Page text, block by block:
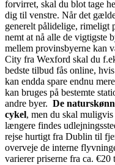
forvirret, skal du blot tage
dig til venstre. Når det
generelt pålidelige, rimeligt
nemt at nå alle de vigtigste
mellem provinsbyerne kan
City fra Wexford skal du
bedste tilbud fås online,
kan endda spare endnu
kan bruges på bestemte
andre byer. De
cykel, men du skal
længere findes
rejse hurtigt fra Dublin til
overveje de interne
varierer priserne fra ca.